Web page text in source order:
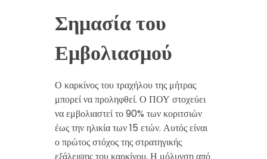
Σημασία του
Εμβολιασμού
Ο καρκίνος του τραχήλου της μήτρας
μπορεί να προληφθεί. Ο ΠΟΥ στοχεύει
να εμβολιαστεί το 90% των κοριτσιών
έως την ηλικία των 15 ετών. Αυτός είναι
ο πρώτος στόχος της στρατηγικής